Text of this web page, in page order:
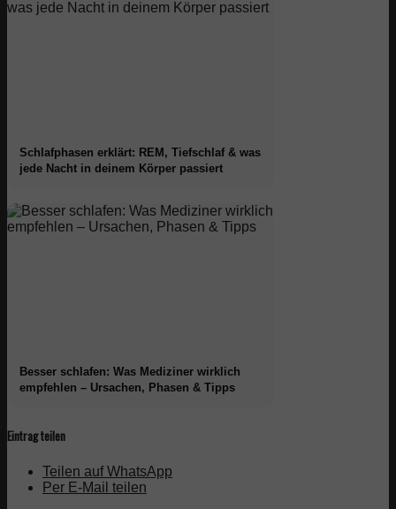
Schlafphasen erklärt: REM, Tiefschlaf & was
jede Nacht in deinem Körper passiert
Besser schlafen: Was Mediziner wirklich
empfehlen – Ursachen, Phasen & Tipps
Eintrag teilen
Teilen auf WhatsApp
Per E-Mail teilen